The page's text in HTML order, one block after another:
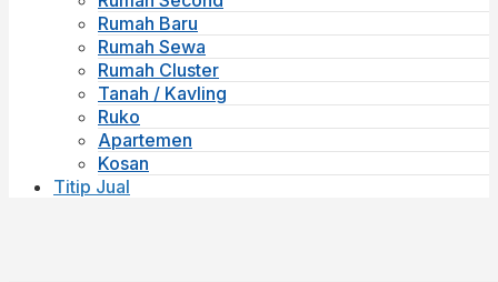
Rumah Baru
Rumah Sewa
Rumah Cluster
Tanah / Kavling
Ruko
Apartemen
Kosan
Titip Jual